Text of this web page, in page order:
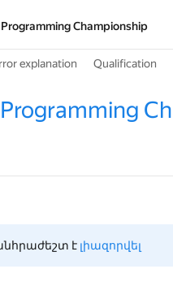
Championship
explanation Qualification
է լիազորվել